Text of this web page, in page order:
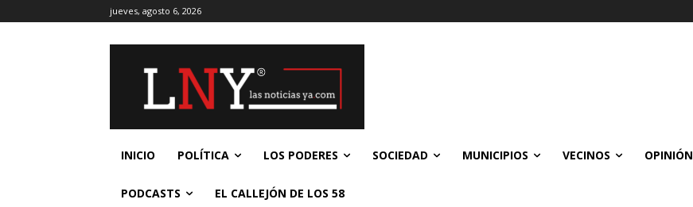
jueves, agosto 6, 2026
INICIO POLÍTICA LOS PODERES SOCIEDAD MUNICIPIOS VECINOS OPINIÓN
PODCASTS EL CALLEJÓN DE LOS 58